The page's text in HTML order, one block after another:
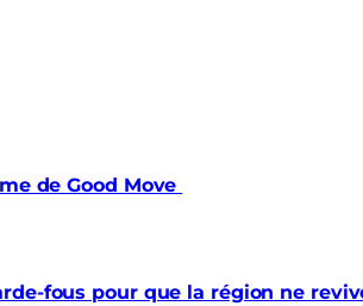
de Good Move
fous pour que la région ne